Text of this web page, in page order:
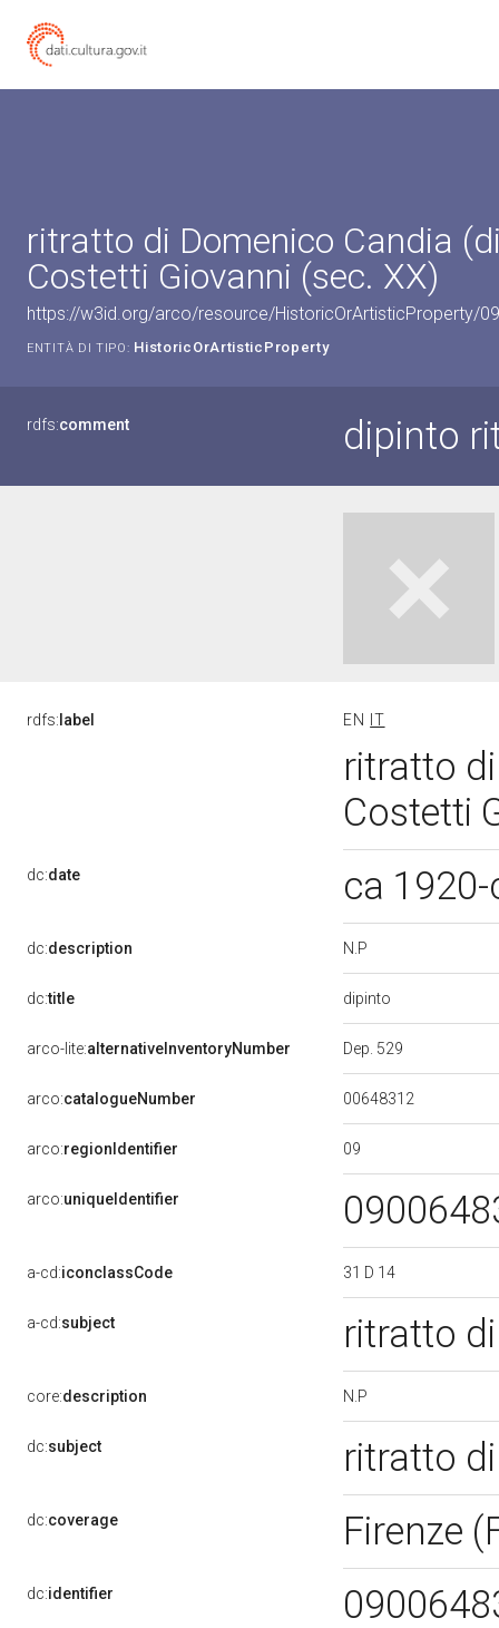
ritratto di Domenico Candia
Costetti Giovanni (sec. XX)
https://w3id.org/arco/resource/HistoricOrArtisticProperty/
ENTITÀ DI TIPO: HistoricOrArtisticProperty
rdfs:comment dipinto
rdfs: label EN IT
ritratto
Costetti
dc:date ca
dc:description N.P
dc:title dipinto
arco-lite:alternativeInventoryNumber Dep. 529
arco:catalogueNumber 00648312
arco:regionIdentifier 09
arco:uniqueIdentifier
a-cd:iconclassCode 31 D 14
a-cd:subject ritratto
core:description N.P
dc:subject ritratto
dc:coverage Firenze
dc:identifier